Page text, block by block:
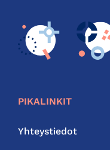
PIKALINKIT
Yhteystiedot